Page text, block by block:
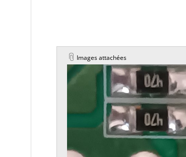
Images attachées